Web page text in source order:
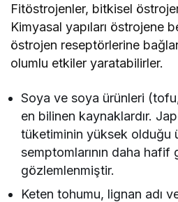
Fitöstrojenler, bitkisel
Kimyasal yapıları östrojene
östrojen reseptörlerine
olumlu etkiler yaratabilirler.
Soya ve soya ürünleri
en bilinen kaynaklardır.
tüketiminin yüksek olduğu
semptomlarının daha hafif
gözlemlenmiştir.
Keten tohumu, lignan adı